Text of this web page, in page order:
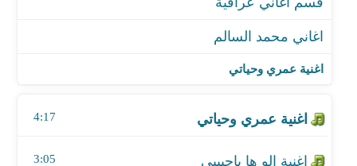
اغنية عمري وحياتي
اغنية عمري وحياتي
4:17
اغنية الو ها ياحبيبي
3:05
اغنية حلوة الدنيا